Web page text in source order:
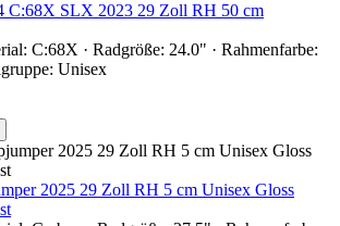
C:68X SLX 2023 29 Zoll RH 50 cm
C:68X · Radgröße: 24.0" · Rahmenfarbe:
Unisex
2025 29 Zoll RH 5 cm Unisex Gloss